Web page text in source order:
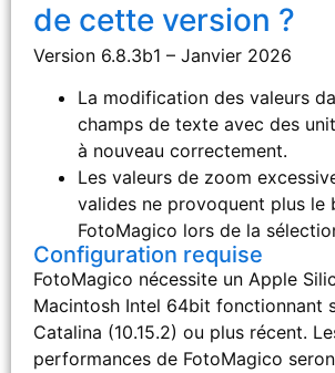
de cette version ?
Version 6.8.3b1 – Janvier 2026
La modification des valeurs
champs de texte avec des
à nouveau correctement.
Les valeurs de zoom
valides ne provoquent plus le
FotoMagico lors de la
Configuration requise
FotoMagico nécessite un Apple
Macintosh Intel 64bit fonctionnant
Catalina (10.15.2) ou plus récent.
performances de FotoMagico